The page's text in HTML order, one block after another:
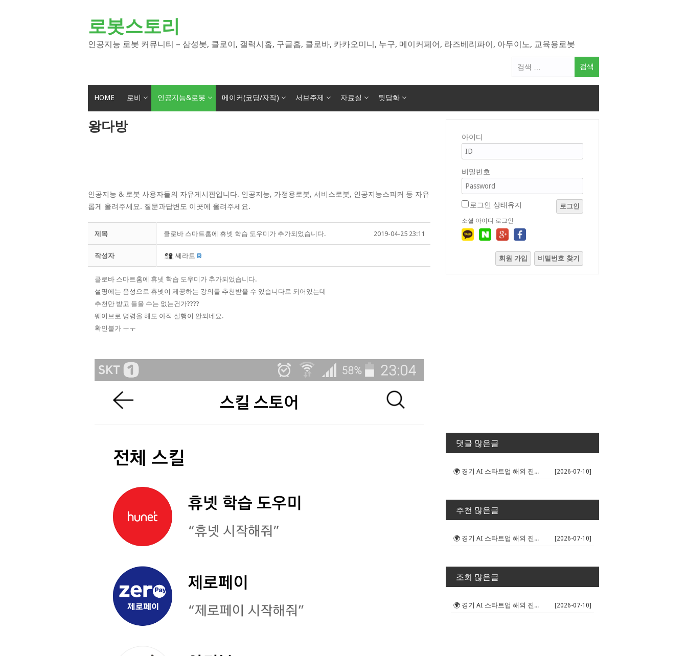
로봇스토리
인공지능 로봇 커뮤니티 – 삼성봇, 클로이, 갤럭시홈, 구글홈, 클로바, 카카오미니, 누구, 메이커페어, 라즈베리파이, 아두이노, 교육용로봇
색
HOME 로비 인공지능&로봇 메이커(코딩/자작) 서브주제 자료실 뒷담화
왕다방
인공지능 & 로봇 사용자들의 자유게시판입니다. 인공지능, 가정용로봇, 서비스로봇, 인공지능스피커 등 자유
롭게 올려주세요. 질문과답변도 이곳에 올려주세요.
제목 클로바 스마트홈에 휴넷 학습 도우미가 추가되었습니다. 2019-04-25 23:11
작성자 쎄라토
클로바 스마트홈에 휴넷 학습 도우미가 추가되었습니다.
​설명에는 음성으로 휴넷이 제공하는 강의를 추천받을 수 있습니다로 되어있는데
추천만 받고 들을 수는 없는건가????
웨이브로 명령을 해도 아직 실행이 안되네요.
​확인불가 ㅜㅜ
아이디
비밀번호
로그인 상태유지 로그인
소셜 아이디 로그인
회원 가입 비밀번호 찾기
댓글 많은글
🌍 경기 AI 스타트업 해외 진출 판... [2026-07-10]
추천 많은글
🌍 경기 AI 스타트업 해외 진출 판... [2026-07-10]
조회 많은글
🌍 경기 AI 스타트업 해외 진출 판... [2026-07-10]